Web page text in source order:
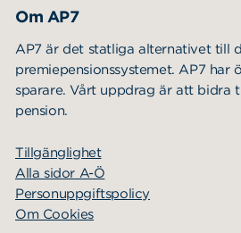
Om AP7
AP7 är det statliga alternativet till
premiepensionssystemet. AP7 har
sparare. Vårt uppdrag är att bidra
pension.
Tillgänglighet
Alla sidor A-Ö
Personuppgiftspolicy
Om Cookies